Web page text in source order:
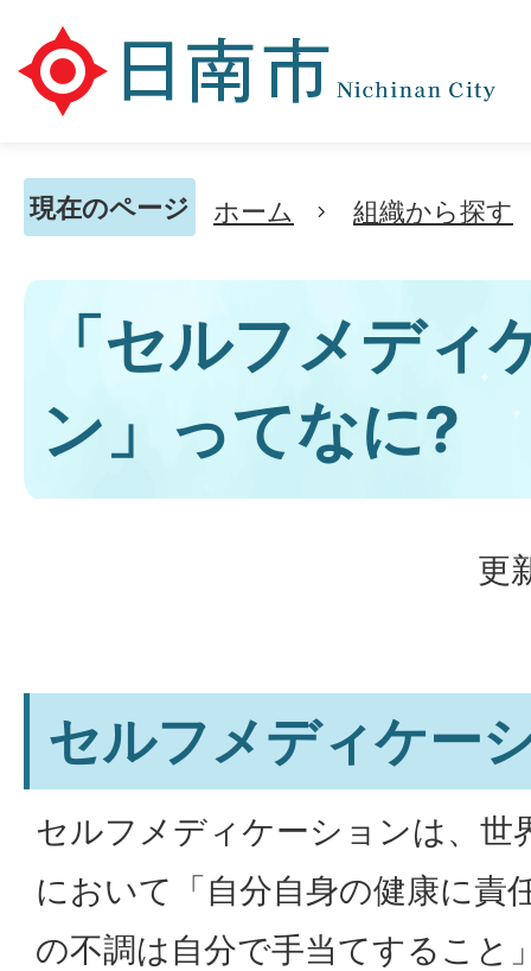
現在のページ ホーム 組織から探す
「セルフメディ
ン」ってなに?
更
セルフメディケー
セルフメディケーションは、世
において「自分自身の健康に責
の不調は自分で手当てすること